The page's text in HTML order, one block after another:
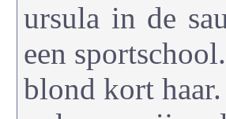
ursula in de
een sportschool.
blond kort haar.